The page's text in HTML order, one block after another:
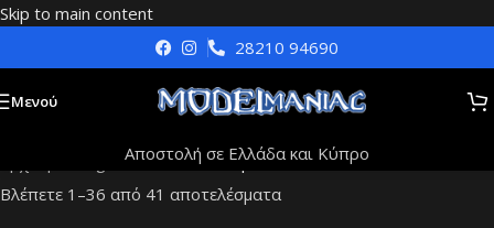
Skip to main content
28210 94690
Μενού
Αποστολή σε Ελλάδα και Κύπρο
Dragon ball»Funko Pop
Βλέπετε 1–36 από 41 αποτελέσματα